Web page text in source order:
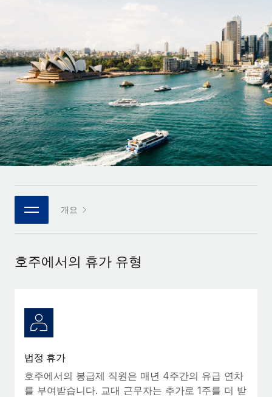
인프라
Remote 통합
HR을 워크플로에 매끄럽게 통합
플랫폼
팀을 위한 통합된 핵심 HR 기능
서비스
글로벌 인사 및 규정 준수 업무 처리에 전문가 지원 제공
신원 조사
Compliance Watchtower
규정 준수 관련 위험에 선제적으로 대응
스타트업
성장하는 기업을 위한 민첩한 글로벌 HR 및 급여 솔루션
중견기업
맞춤형 HR 솔루션으로 팀 확장
엔터프라이즈
대기업을 위한 글로벌 HR
전략적 기술 파트너
플랫폼에 글로벌 HR을 유연하게 통합
사례 연구
REMOTE와 함께 배우기
리서치 및 가이드
사례 연구
HR 용어집
체크리스트 및 템플릿
웨비나
이벤트
지원받기
블로그
Français
Deutsch
Español
Italiano
Português (Portugal)
한국어
개요
호주에서의 휴가 유형
법정 휴가
호주에서의 봉급제 직원은 매년 4주간의 유급 연차
를 부여받습니다. 교대 근무자는 추가로 1주를 더 받